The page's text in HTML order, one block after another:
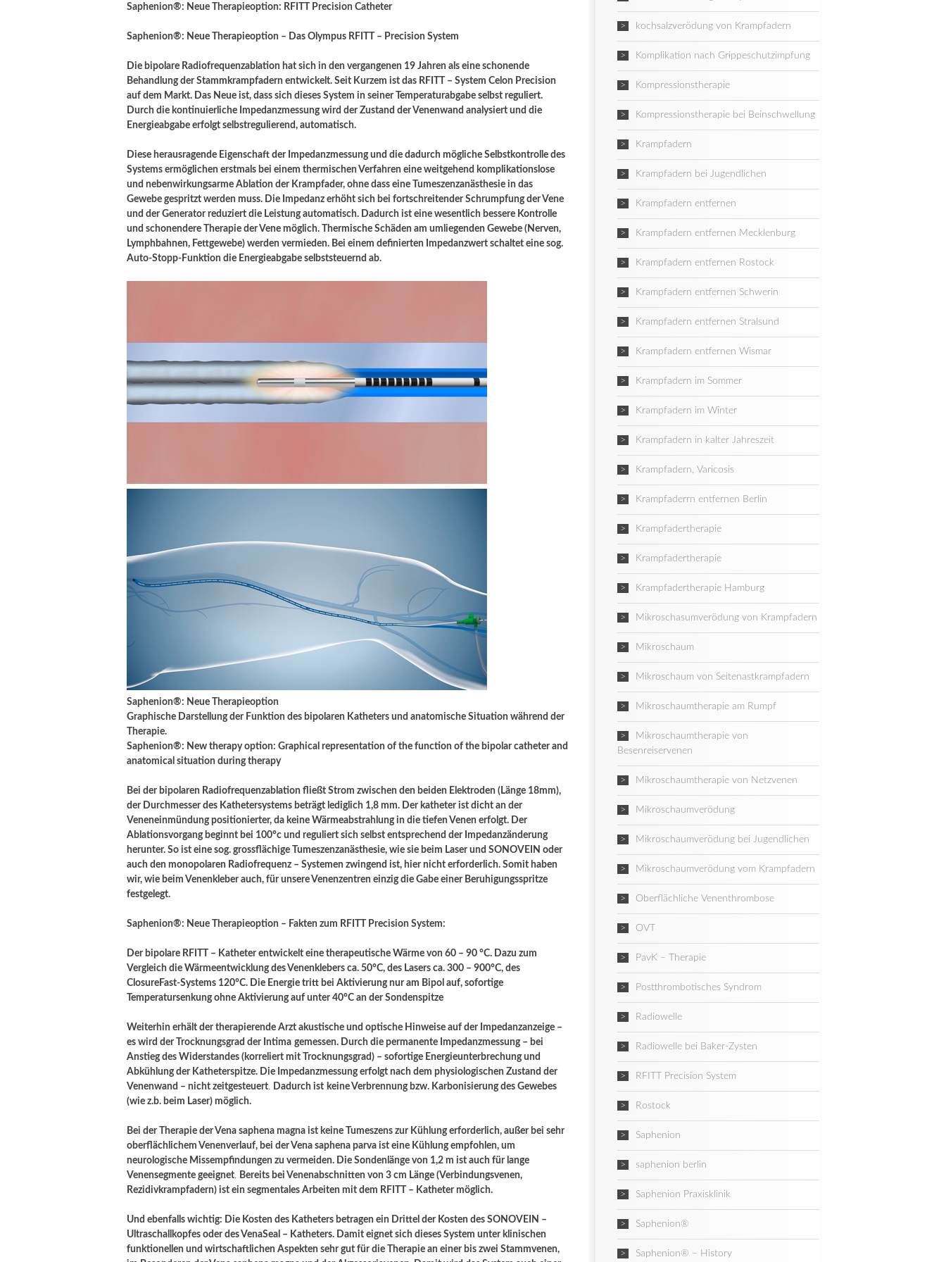
Saphenion®: Neue Therapieoption: RFITT Precision Catheter
Saphenion®: Neue Therapieoption – Das Olympus RFITT – Precision System
Die bipolare Radiofrequenzablation hat sich in den vergangenen 19 Jahren als eine schonende
Behandlung der Stammkrampfadern entwickelt. Seit Kurzem ist das RFITT – System Celon Precision
auf dem Markt. Das Neue ist, dass sich dieses System in seiner Temperaturabgabe selbst reguliert.
Durch die kontinuierliche Impedanzmessung wird der Zustand der Venenwand analysiert und die
Energieabgabe erfolgt selbstregulierend, automatisch.
Diese herausragende Eigenschaft der Impedanzmessung und die dadurch mögliche Selbstkontrolle des
Systems ermöglichen erstmals bei einem thermischen Verfahren eine weitgehend komplikationslose
und nebenwirkungsarme Ablation der Krampfader, ohne dass eine Tumeszenzanästhesie in das
Gewebe gespritzt werden muss. Die Impedanz erhöht sich bei fortschreitender Schrumpfung der Vene
und der Generator reduziert die Leistung automatisch. Dadurch ist eine wesentlich bessere Kontrolle
und schonendere Therapie der Vene möglich. Thermische Schäden am umliegenden Gewebe (Nerven,
Lymphbahnen, Fettgewebe) werden vermieden. Bei einem definierten Impedanzwert schaltet eine sog.
Auto-Stopp-Funktion die Energieabgabe selbststeuernd ab.
Saphenion®: Neue Therapieoption
Graphische Darstellung der Funktion des bipolaren Katheters und anatomische Situation während der
Therapie.
Saphenion®: New therapy option: Graphical representation of the function of the bipolar catheter and
anatomical situation during therapy
Bei der bipolaren Radiofrequenzablation fließt Strom zwischen den beiden Elektroden (Länge 18mm),
der Durchmesser des Kathetersystems beträgt lediglich 1,8 mm. Der katheter ist dicht an der
Veneneinmündung positionierter, da keine Wärmeabstrahlung in die tiefen Venen erfolgt. Der
Ablationsvorgang beginnt bei 100°c und reguliert sich selbst entsprechend der Impedanzänderung
herunter. So ist eine sog. grossflächige Tumeszenzanästhesie, wie sie beim Laser und SONOVEIN oder
auch den monopolaren Radiofrequenz – Systemen zwingend ist, hier nicht erforderlich. Somit haben
wir, wie beim Venenkleber auch, für unsere Venenzentren einzig die Gabe einer Beruhigungsspritze
festgelegt.
Saphenion®: Neue Therapieoption – Fakten zum RFITT Precision System:
Der bipolare RFITT – Katheter entwickelt eine therapeutische Wärme von 60 – 90 °C. Dazu zum
Vergleich die Wärmeentwicklung des Venenklebers ca. 50°C, des Lasers ca. 300 – 900°C, des
ClosureFast-Systems 120°C. Die Energie tritt bei Aktivierung nur am Bipol auf, sofortige
Temperatursenkung ohne Aktivierung auf unter 40°C an der Sondenspitze
Weiterhin erhält der therapierende Arzt akustische und optische Hinweise auf der Impedanzanzeige –
es wird der Trocknungsgrad der Intima gemessen. Durch die permanente Impedanzmessung – bei
Anstieg des Widerstandes (korreliert mit Trocknungsgrad) – sofortige Energieunterbrechung und
Abkühlung der Katheterspitze. Die Impedanzmessung erfolgt nach dem physiologischen Zustand der
Venenwand – nicht zeitgesteuert. Dadurch ist keine Verbrennung bzw. Karbonisierung des Gewebes
(wie z.b. beim Laser) möglich.
Bei der Therapie der Vena saphena magna ist keine Tumeszens zur Kühlung erforderlich, außer bei sehr
oberflächlichem Venenverlauf, bei der Vena saphena parva ist eine Kühlung empfohlen, um
neurologische Missempfindungen zu vermeiden. Die Sondenlänge von 1,2 m ist auch für lange
Venensegmente geeignet. Bereits bei Venenabschnitten von 3 cm Länge (Verbindungsvenen,
Rezidivkrampfadern) ist ein segmentales Arbeiten mit dem RFITT – Katheter möglich.
Und ebenfalls wichtig: Die Kosten des Katheters betragen ein Drittel der Kosten des SONOVEIN –
Ultraschallkopfes oder des VenaSeal – Katheters. Damit eignet sich dieses System unter klinischen
funktionellen und wirtschaftlichen Aspekten sehr gut für die Therapie an einer bis zwei Stammvenen,
kochsalzverödung von Krampfadern
Komplikation nach Grippeschutzimpfung
Kompressionstherapie
Kompressionstherapie bei Beinschwellung
Krampfadern
Krampfadern bei Jugendlichen
Krampfadern entfernen
Krampfadern entfernen Mecklenburg
Krampfadern entfernen Rostock
Krampfadern entfernen Schwerin
Krampfadern entfernen Stralsund
Krampfadern entfernen Wismar
Krampfadern im Sommer
Krampfadern im Winter
Krampfadern in kalter Jahreszeit
Krampfadern, Varicosis
Krampfaderrn entfernen Berlin
Krampfadertherapie
Krampfadertherapie
Krampfadertherapie Hamburg
Mikroschasumverödung von Krampfadern
Mikroschaum
Mikroschaum von Seitenastkrampfadern
Mikroschaumtherapie am Rumpf
Mikroschaumtherapie von
Besenreiservenen
Mikroschaumtherapie von Netzvenen
Mikroschaumverödung
Mikroschaumverödung bei Jugendlichen
Mikroschaumverödung vom Krampfadern
Oberflächliche Venenthrombose
OVT
PavK – Therapie
Postthrombotisches Syndrom
Radiowelle
Radiowelle bei Baker-Zysten
RFITT Precision System
Rostock
Saphenion
saphenion berlin
Saphenion Praxisklinik
Saphenion®
Saphenion® – History